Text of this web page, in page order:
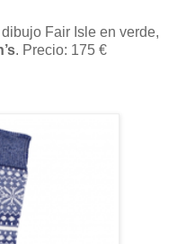
Fair Isle en verde,
. Precio: 175 €